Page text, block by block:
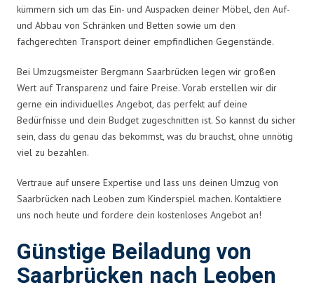
kümmern sich um das Ein- und Auspacken deiner Möbel, den Auf-
und Abbau von Schränken und Betten sowie um den
fachgerechten Transport deiner empfindlichen Gegenstände.
Bei Umzugsmeister Bergmann Saarbrücken legen wir großen
Wert auf Transparenz und faire Preise. Vorab erstellen wir dir
gerne ein individuelles Angebot, das perfekt auf deine
Bedürfnisse und dein Budget zugeschnitten ist. So kannst du sicher
sein, dass du genau das bekommst, was du brauchst, ohne unnötig
viel zu bezahlen.
Vertraue auf unsere Expertise und lass uns deinen Umzug von
Saarbrücken nach Leoben zum Kinderspiel machen. Kontaktiere
uns noch heute und fordere dein kostenloses Angebot an!
Günstige Beiladung von
Saarbrücken nach Leoben